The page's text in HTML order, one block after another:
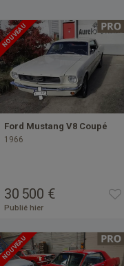
NOUVEAU
Ford Mustang V8 Coupé
1966
30 500 €
Publié hier
NOUVEAU